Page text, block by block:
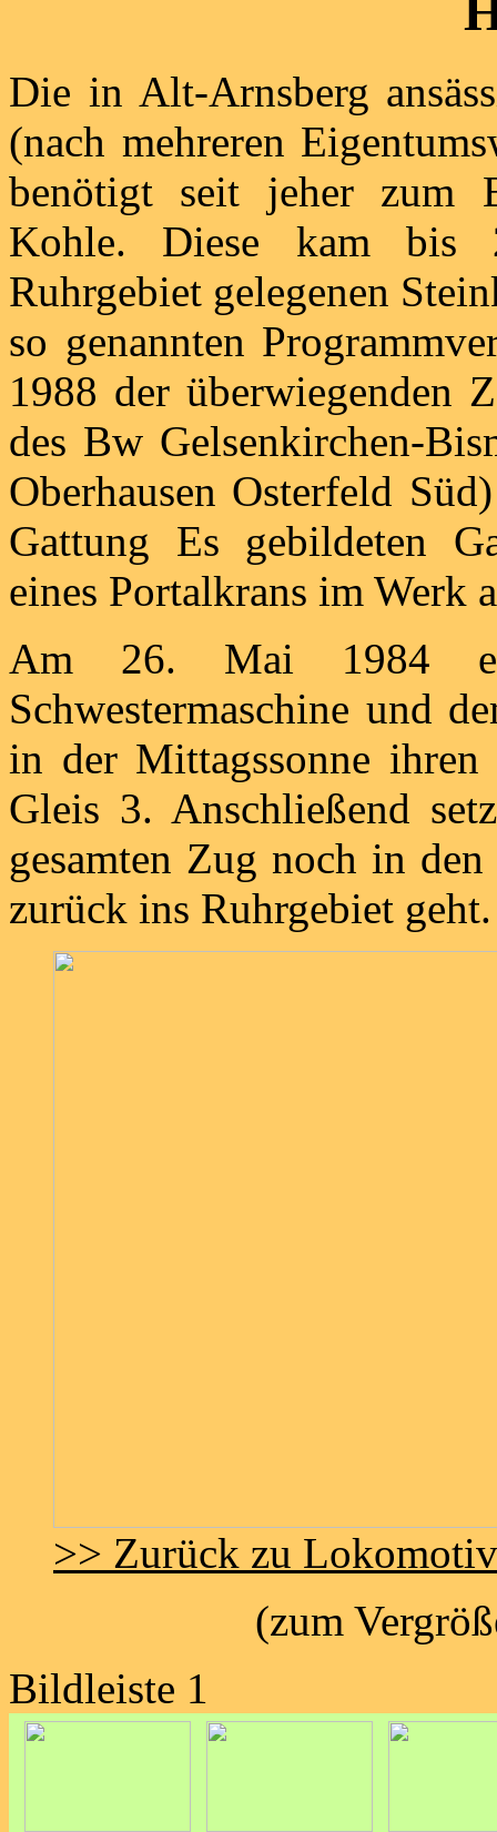
Die in Alt-Arnsberg
(nach mehreren
benötigt seit jeher zum
Kohle. Diese kam bis
Ruhrgebiet gelegenen
so genannten
1988 der überwiegenden
des Bw Gelsenkirchen-
Oberhausen Osterfeld
Gattung Es gebildeten
eines Portalkrans im Werk
Am 26. Mai 1984
Schwestermaschine und
in der Mittagssonne
Gleis 3. Anschließend
gesamten Zug noch in
zurück ins Ruhrgebiet geht.
>> Zurück zu
(zum
Bildleiste 1